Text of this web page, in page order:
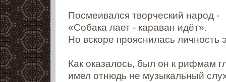
Посмеивался творческий народ -
«Собака лает - караван идёт».
Но вскоре прояснилась личность
Как оказалось, был он к рифмам
имел отнюдь не музыкальный